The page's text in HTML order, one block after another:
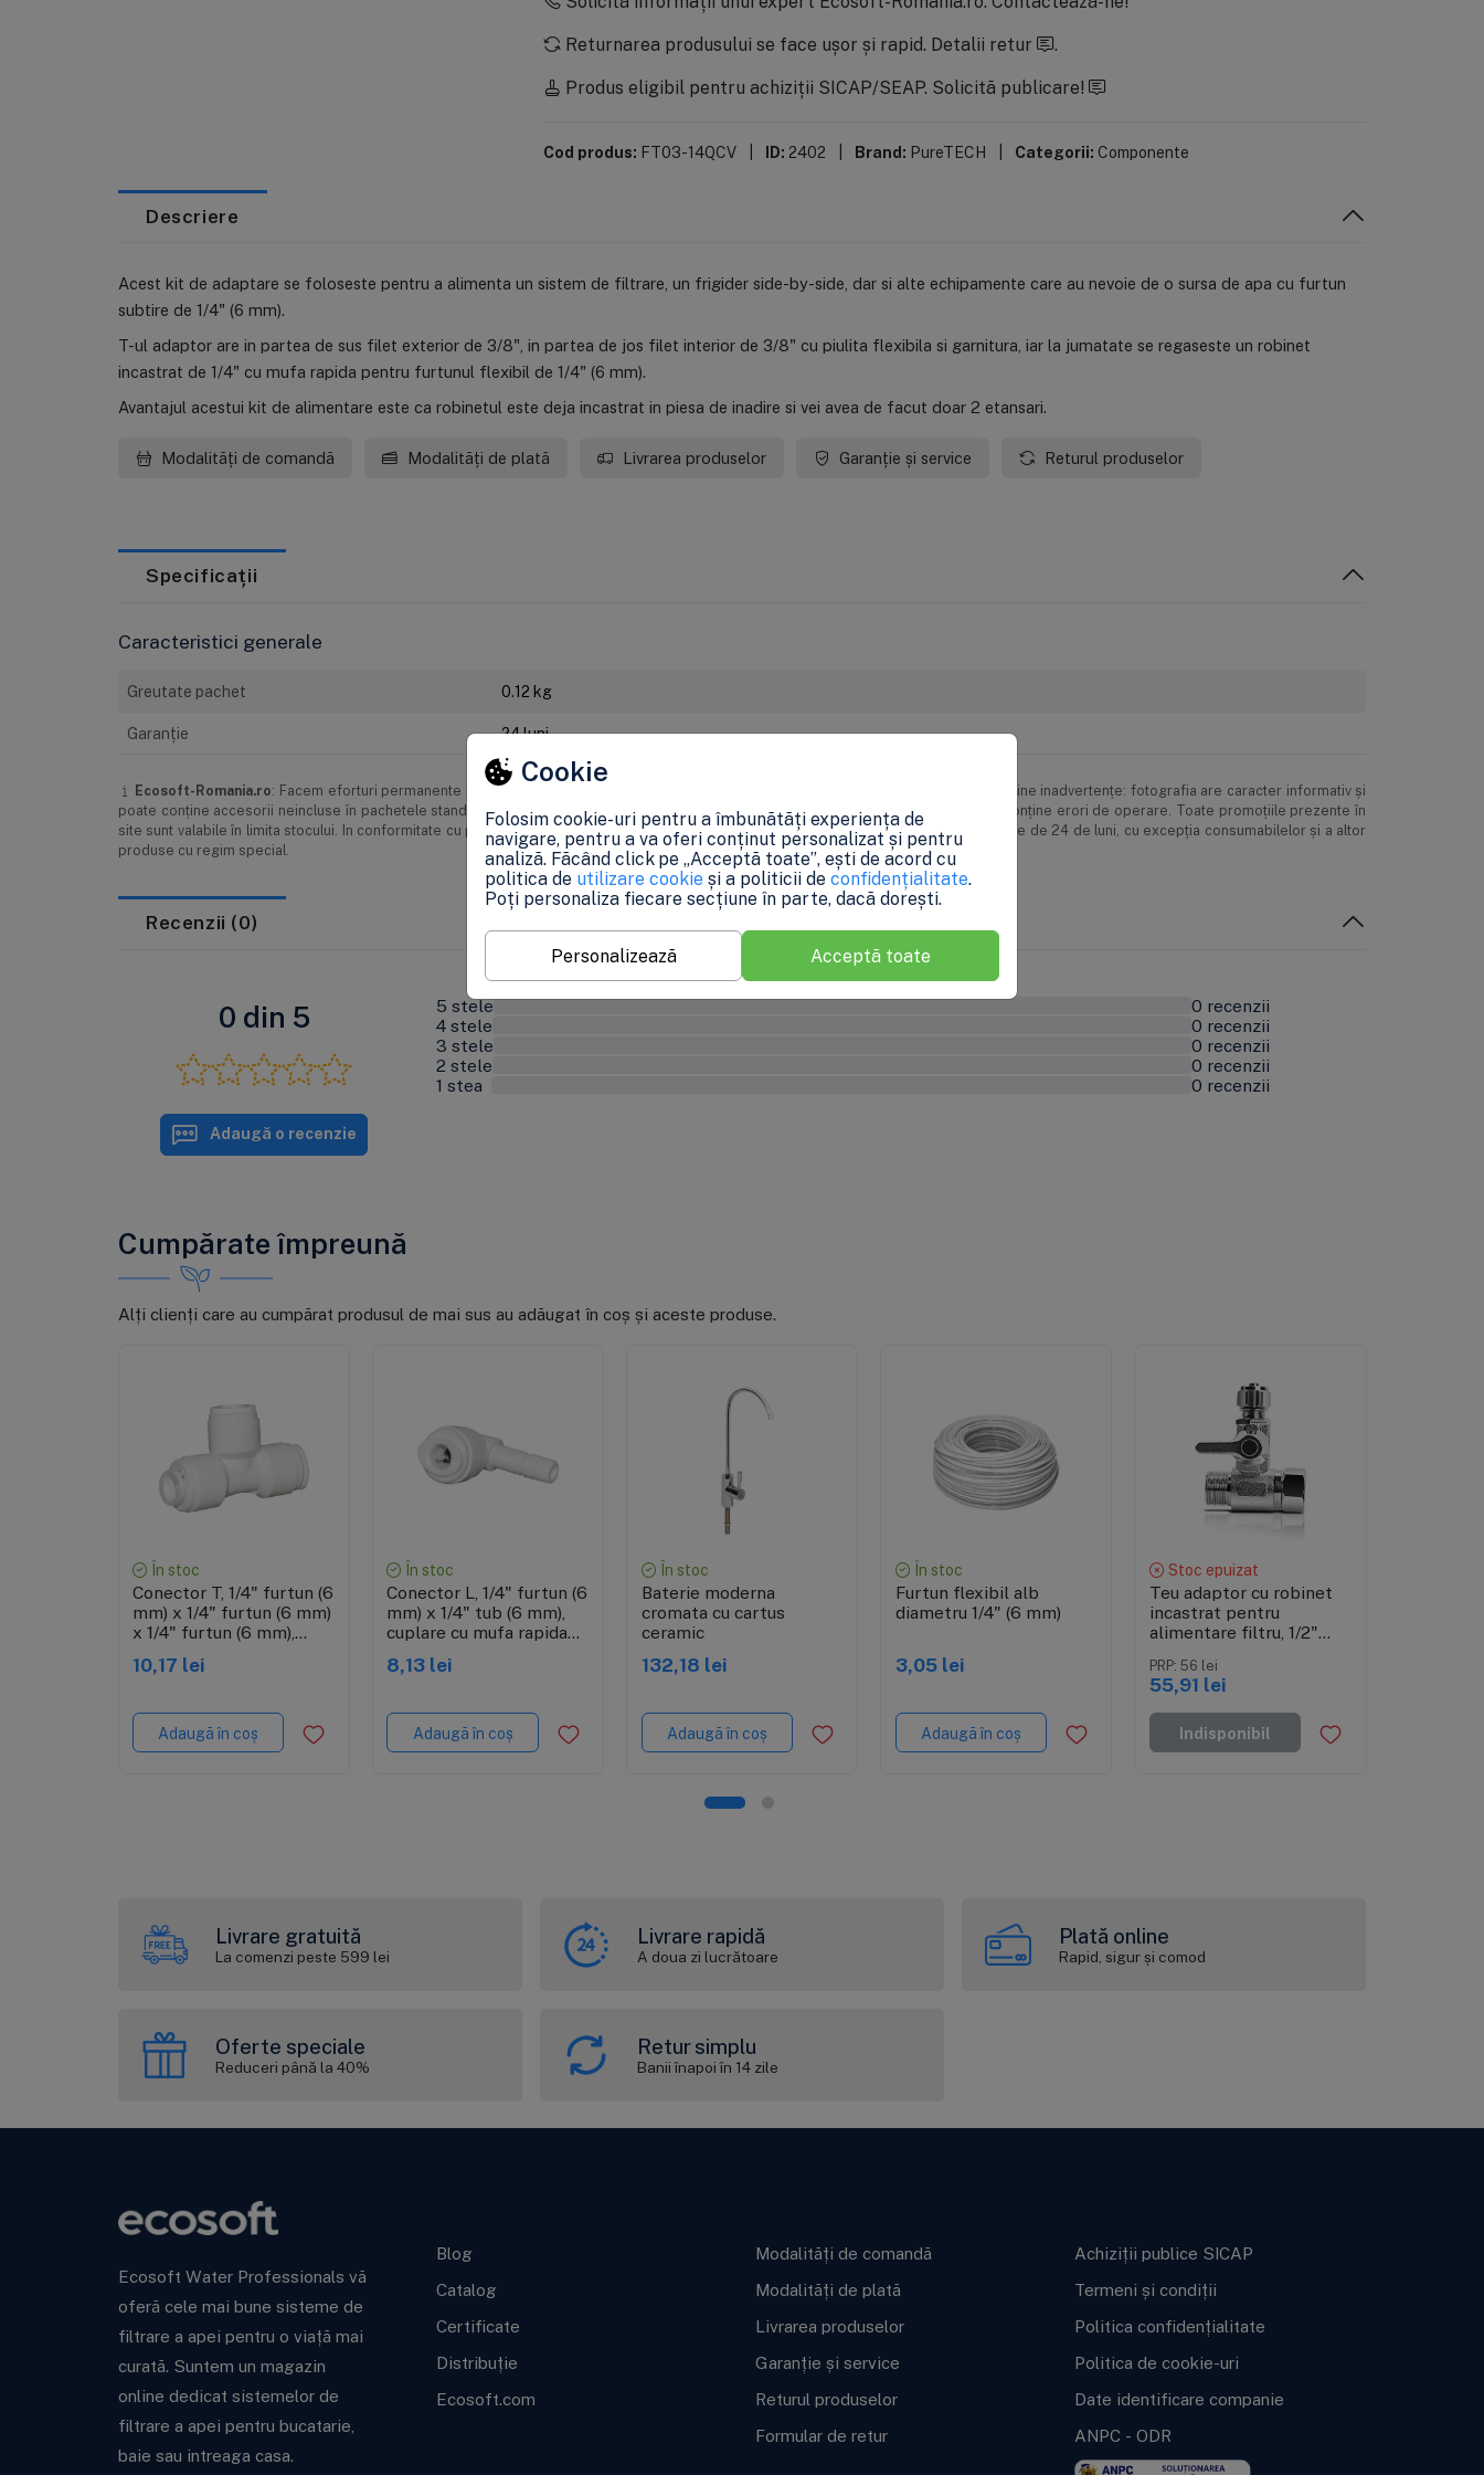
Returnarea produsului se face ușor și rapid. Detalii retur
.
Produs eligibil pentru achiziții SICAP/SEAP. Solicită publicare!
Cod produs: FT03-14QCV ID: 2402 Brand: PureTECH Categorii: Componente
Descriere
Acest kit de adaptare se foloseste pentru a alimenta un sistem de filtrare, un frigider side-by-side, dar si alte echipamente care au nevoie de o sursa de apa cu furtun
subtire de 1/4" (6 mm).
T-ul adaptor are in partea de sus filet exterior de 3/8", in partea de jos filet interior de 3/8" cu piulita flexibila si garnitura, iar la jumatate se regaseste un robinet
incastrat de 1/4" cu mufa rapida pentru furtunul flexibil de 1/4" (6 mm).
Avantajul acestui kit de alimentare este ca robinetul este deja incastrat in piesa de inadire si vei avea de facut doar 2 etansari.
Modalități de comandă Modalități de plată Livrarea produselor Garanție și service Returul produselor
Specificații
Caracteristici generale
Greutate pachet 0.12 kg
Garanţie 24 luni
Ecosoft-Romania.ro: Facem eforturi permanente pentru a păstra acurateţea informaţiilor din acestă pagină. Rareori acestea pot conţine inadvertenţe: fotografia are caracter informativ şi
poate conţine accesorii neincluse în pachetele standard, unele specificaţii pot fi modificate de catre producător fără preaviz sau pot conţine erori de operare. Toate promoţiile prezente în
site sunt valabile în limita stocului. In conformitate cu prevederile OUG 140/2021, produsele beneficiaza de garantie legala de conformitate de 24 de luni, cu excepția consumabilelor și a altor
produse cu regim special.
Recenzii (0)
0 din 5
Adaugă o recenzie
5 stele
0 recenzii
4 stele
0 recenzii
3 stele
0 recenzii
2 stele
0 recenzii
1 stea
0 recenzii
Cumpărate împreună
Alți clienți care au cumpărat produsul de mai sus au adăugat în coș și aceste produse.
În stoc
Conector T, 1/4" furtun (6
mm) x 1/4" furtun (6 mm)
x 1/4" furtun (6 mm),
pentru furtun de 6 mm
10,17 lei
Adaugă în coș
În stoc
Conector L, 1/4" furtun (6
mm) x 1/4" tub (6 mm),
cuplare cu mufa rapida
8,13 lei
Adaugă în coș
În stoc
Baterie moderna
cromata cu cartus
ceramic
132,18 lei
Adaugă în coș
În stoc
Furtun flexibil alb
diametru 1/4" (6 mm)
3,05 lei
Adaugă în coș
Stoc epuizat
Teu adaptor cu robinet
incastrat pentru
alimentare filtru, 1/2"
1/2" filet int., cu stut de
1/4"
PRP: 56 lei
55,91 lei
Indisponibil
Livrare gratuită
La comenzi peste 599 lei
Livrare rapidă
A doua zi lucrătoare
Plată online
Rapid, sigur și comod
Oferte speciale
Reduceri până la 40%
Retur simplu
Banii înapoi în 14 zile
Ecosoft Water Professionals vă
oferă cele mai bune sisteme de
filtrare a apei pentru o viață mai
curată. Suntem un magazin
online dedicat sistemelor de
filtrare a apei pentru bucatarie,
baie sau intreaga casa.
Blog
Catalog
Certificate
Distribuție
Ecosoft.com
Modalități de comandă
Modalități de plată
Livrarea produselor
Garanție și service
Returul produselor
Formular de retur
Achiziții publice SICAP
Termeni și condiții
Politica confidențialitate
Politica de cookie-uri
Date identificare companie
ANPC - ODR
Cookie
Folosim cookie-uri pentru a îmbunătăți experiența de
navigare, pentru a va oferi conținut personalizat și pentru
analiză. Făcând click pe „Acceptă toate”, ești de acord cu
politica de utilizare cookie și a politicii de confidențialitate.
Poți personaliza fiecare secțiune în parte, dacă dorești.
Personalizează Acceptă toate